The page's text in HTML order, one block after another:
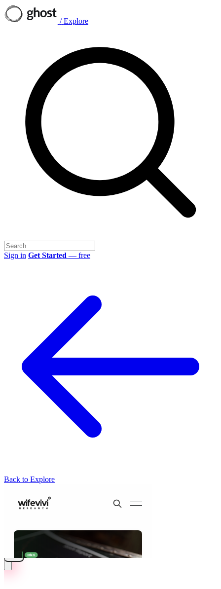
/ Explore
Sign in Get Started — free
Back to Explore